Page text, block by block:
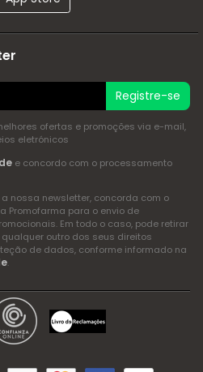
Registre-se
ofertas e promoções via e-mail,
eletrónicos
e concordo com o processamento
nossa newsletter, concorda com o
Promofarma para o envio de
Em todo o caso, pode retirar
outro dos seus direitos
de dados, conforme informado na
.